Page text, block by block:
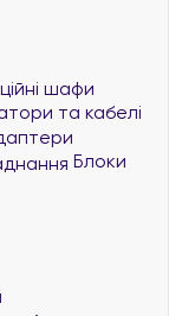
шафи
та кабелі
Блоки